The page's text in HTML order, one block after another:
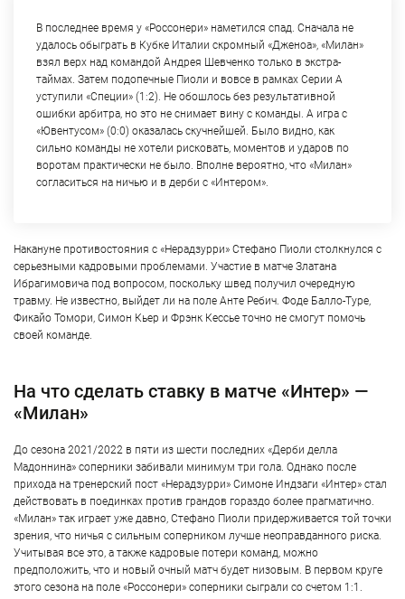
В последнее время у «Россонери» наметился спад. Сначала не
удалось обыграть в Кубке Италии скромный «Дженоа», «Милан»
взял верх над командой Андрея Шевченко только в экстра-
таймах. Затем подопечные Пиоли и вовсе в рамках Серии А
уступили «Специи» (1:2). Не обошлось без результативной
ошибки арбитра, но это не снимает вину с команды. А игра с
«Ювентусом» (0:0) оказалась скучнейшей. Было видно, как
сильно команды не хотели рисковать, моментов и ударов по
воротам практически не было. Вполне вероятно, что «Милан»
согласиться на ничью и в дерби с «Интером».
Накануне противостояния с «Нерадзурри» Стефано Пиоли столкнулся с
серьезными кадровыми проблемами. Участие в матче Златана
Ибрагимовича под вопросом, поскольку швед получил очередную
травму. Не известно, выйдет ли на поле Анте Ребич. Фоде Балло-Туре,
Фикайо Томори, Симон Кьер и Фрэнк Кессье точно не смогут помочь
своей команде.
На что сделать ставку в матче «Интер» —
«Милан»
До сезона 2021/2022 в пяти из шести последних «Дерби делла
Мадоннина» соперники забивали минимум три гола. Однако после
прихода на тренерский пост «Нерадзурри» Симоне Индзаги «Интер» стал
действовать в поединках против грандов гораздо более прагматично.
«Милан» так играет уже давно, Стефано Пиоли придерживается той точки
зрения, что ничья с сильным соперником лучше неоправданного риска.
Учитывая все это, а также кадровые потери команд, можно
предположить, что и новый очный матч будет низовым. В первом круге
этого сезона на поле «Россонери» соперники сыграли со счетом 1:1.